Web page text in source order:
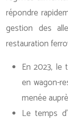
répondre
gestion des
restauration
En 2023, le
en wagon-
menée
Le temps